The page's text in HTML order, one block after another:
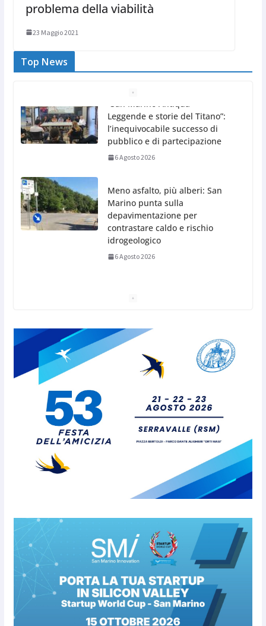
problema della viabilità
23 Maggio 2021
Top News
Meno asfalto, più alberi: San
Marino punta sulla
depavimentazione per
contrastare caldo e rischio
6 Agosto 2026
San Marino. USL: l’inferno di
Marcinelle diventi monito e
memoria collettiva
6 Agosto 2026
Protezione Civile San Marino.
Incendi boschivi: attivazione
della fase preliminare di
6 Agosto 2026
“San Marino Antiqua –
Leggende e storie del Titano”:
l’inequivocabile successo di
pubblico e di partecipazione
6 Agosto 2026